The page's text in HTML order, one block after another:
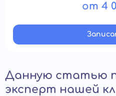
от 4
Данную статью
эксперт нашей